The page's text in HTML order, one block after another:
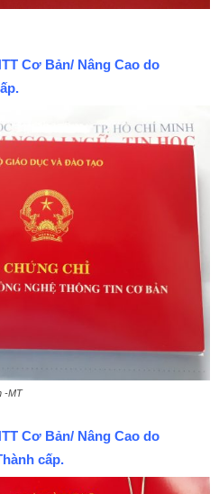
Cơ Bản/ Nâng Cao do
-MT
Cơ Bản/ Nâng Cao do
cấp.